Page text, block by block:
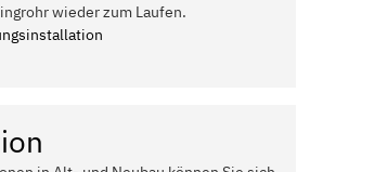
wieder zum Laufen.